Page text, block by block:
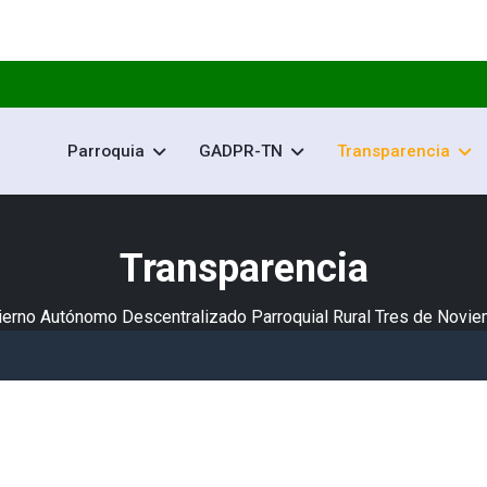
Parroquia GADPR-TN Transparencia
Transparencia
Autónomo Descentralizado Parroquial Rural Tres de